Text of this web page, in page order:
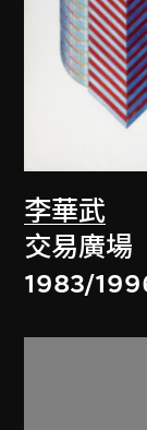
李華武
交易廣場
1983/